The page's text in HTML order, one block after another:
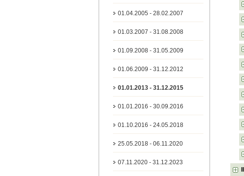
01.04.2005 - 28.02.2007
01.03.2007 - 31.08.2008
01.09.2008 - 31.05.2009
01.06.2009 - 31.12.2012
01.01.2013 - 31.12.2015
01.01.2016 - 30.09.2016
01.10.2016 - 24.05.2018
25.05.2018 - 06.11.2020
07.11.2020 - 31.12.2023